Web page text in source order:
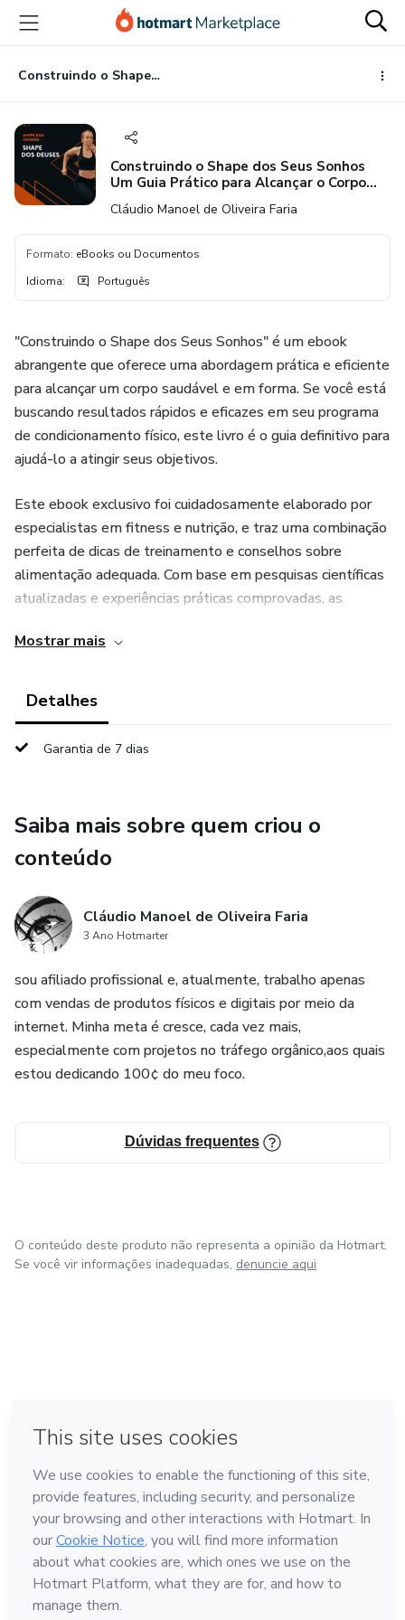
para
conteúdo
principal
para
pagamento
para
rodapé
Construindo o Shape dos Seus Sonhos Um Guia Prático para Alcançar o Corpo Ideal
Construindo o Shape dos Seus Sonhos
Um Guia Prático para Alcançar o Corpo
Ideal
Cláudio Manoel de Oliveira Faria
Formato: eBooks ou Documentos
Idioma: Português
"Construindo o Shape dos Seus Sonhos" é um ebook
abrangente que oferece uma abordagem prática e eficiente
para alcançar um corpo saudável e em forma. Se você está
buscando resultados rápidos e eficazes em seu programa
de condicionamento físico, este livro é o guia definitivo para
ajudá-lo a atingir seus objetivos.
Este ebook exclusivo foi cuidadosamente elaborado por
especialistas em fitness e nutrição, e traz uma combinação
perfeita de dicas de treinamento e conselhos sobre
alimentação adequada. Com base em pesquisas científicas
atualizadas e experiências práticas comprovadas, as
holística do processo de transformação corporal.
Mostrar mais
Detalhes
Garantia de 7 dias
Saiba mais sobre quem criou o
conteúdo
Cláudio Manoel de Oliveira Faria
3 Ano Hotmarter
sou afiliado profissional e, atualmente, trabalho apenas
com vendas de produtos físicos e digitais por meio da
internet. Minha meta é cresce, cada vez mais,
especialmente com projetos no tráfego orgânico,aos quais
estou dedicando 100¢ do meu foco.
Dúvidas frequentes
O conteúdo deste produto não representa a opinião da Hotmart.
Se você vir informações inadequadas, denuncie aqui
Feito com ❤ na Cidade do México
Conheça a Hotmart
Idioma
Português